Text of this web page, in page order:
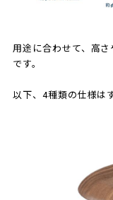
用途に合わせて、高
です。
以下、4種類の仕様は